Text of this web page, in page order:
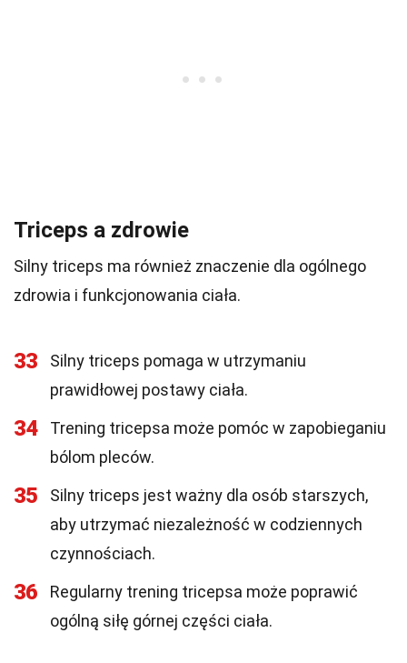
Triceps a zdrowie
Silny triceps ma również znaczenie dla ogólnego
zdrowia i funkcjonowania ciała.
33
Silny triceps pomaga w utrzymaniu
prawidłowej postawy ciała.
34
Trening tricepsa może pomóc w zapobieganiu
bólom pleców.
35
Silny triceps jest ważny dla osób starszych,
aby utrzymać niezależność w codziennych
czynnościach.
36
Regularny trening tricepsa może poprawić
ogólną siłę górnej części ciała.